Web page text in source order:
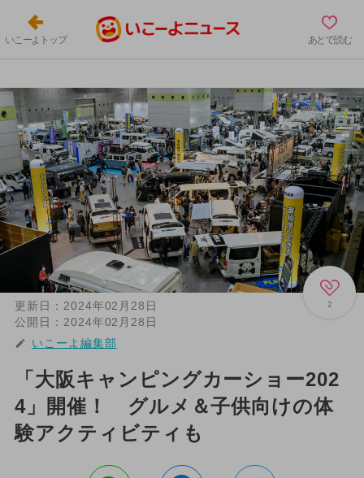
いこーよトップ あとで読む
2
更新日： 2024年02月28日
公開日： 2024年02月28日
いこーよ編集部
「大阪キャンピングカーショー202
4」開催！ グルメ＆子供向けの体
験アクティビティも